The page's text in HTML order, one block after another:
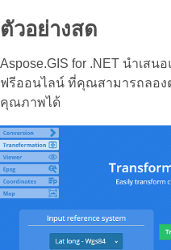
ตัวอย่างสด
Aspose.GIS for .NET นำเสน
ฟรีออนไลน์ ที่คุณสามารถลอง
คุณภาพได้